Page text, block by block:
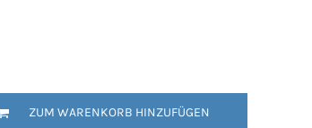
ZUM WARENKORB HINZUFÜGEN